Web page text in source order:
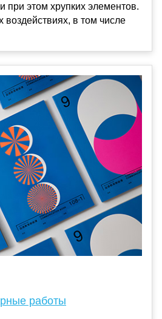
при этом хрупких элементов.
в том числе
работы